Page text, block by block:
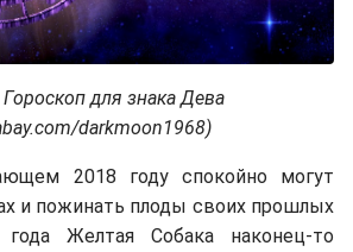
для знака Дева
darkmoon1968)
2018 году спокойно могут
и пожинать плоды своих прошлых
Желтая Собака наконец-то